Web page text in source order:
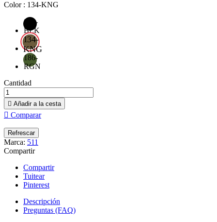
Color : 134-KNG
019-
BLK
134-
KNG
186-
RGN
Cantidad
 Añadir a la cesta
 Comparar
Marca: 511
Compartir
Compartir
Tuitear
Pinterest
Descripción
Preguntas (FAQ)